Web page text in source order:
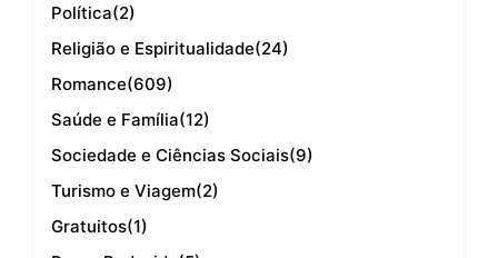
Política(2)
Religião e Espiritualidade(24)
Romance(609)
Saúde e Família(12)
Sociedade e Ciências Sociais(9)
Turismo e Viagem(2)
Gratuitos(1)